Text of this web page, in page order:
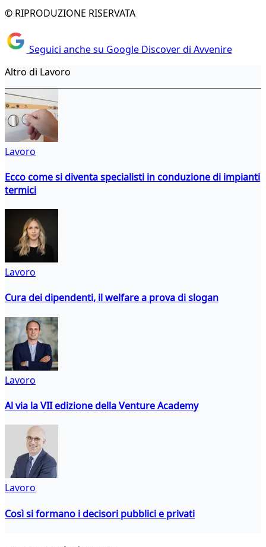
© RIPRODUZIONE RISERVATA
Seguici anche su Google Discover di Avvenire
Altro di Lavoro
Lavoro
Ecco come si diventa specialisti in conduzione di impianti
termici
Lavoro
Cura dei dipendenti, il welfare a prova di slogan
Lavoro
Al via la VII edizione della Venture Academy
Lavoro
Così si formano i decisori pubblici e privati